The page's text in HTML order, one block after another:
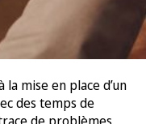
mise en place d’un
des temps de